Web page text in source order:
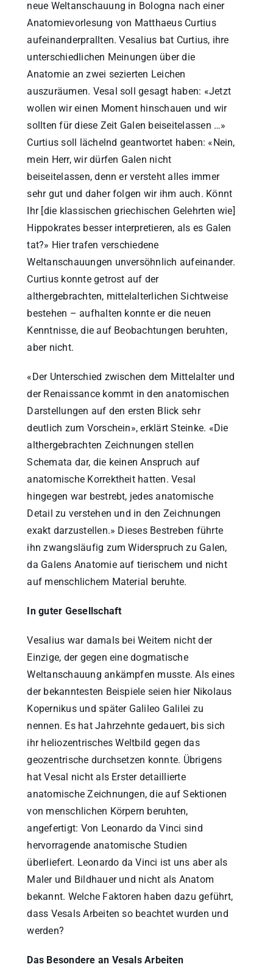
neue Weltanschauung in Bologna nach einer
Anatomievorlesung von Matthaeus Curtius
aufeinanderprallten. Vesalius bat Curtius, ihre
unterschiedlichen Meinungen über die
Anatomie an zwei sezierten Leichen
auszuräumen. Vesal soll gesagt haben: «Jetzt
wollen wir einen Moment hinschauen und wir
sollten für diese Zeit Galen beiseitelassen …»
Curtius soll lächelnd geantwortet haben: «Nein,
mein Herr, wir dürfen Galen nicht
beiseitelassen, denn er versteht alles immer
sehr gut und daher folgen wir ihm auch. Könnt
Ihr [die klassischen griechischen Gelehrten wie]
Hippokrates besser interpretieren, als es Galen
tat?» Hier trafen verschiedene
Weltanschauungen unversöhnlich aufeinander.
Curtius konnte getrost auf der
althergebrachten, mittelalterlichen Sichtweise
bestehen – aufhalten konnte er die neuen
Kenntnisse, die auf Beobachtungen beruhten,
aber nicht.
«Der Unterschied zwischen dem Mittelalter und
der Renaissance kommt in den anatomischen
Darstellungen auf den ersten Blick sehr
deutlich zum Vorschein», erklärt Steinke. «Die
althergebrachten Zeichnungen stellen
Schemata dar, die keinen Anspruch auf
anatomische Korrektheit hatten. Vesal
hingegen war bestrebt, jedes anatomische
Detail zu verstehen und in den Zeichnungen
exakt darzustellen.» Dieses Bestreben führte
ihn zwangsläufig zum Widerspruch zu Galen,
da Galens Anatomie auf tierischem und nicht
auf menschlichem Material beruhte.
In guter Gesellschaft
Vesalius war damals bei Weitem nicht der
Einzige, der gegen eine dogmatische
Weltanschauung ankämpfen musste. Als eines
der bekanntesten Beispiele seien hier Nikolaus
Kopernikus und später Galileo Galilei zu
nennen. Es hat Jahrzehnte gedauert, bis sich
ihr heliozentrisches Weltbild gegen das
geozentrische durchsetzen konnte. Übrigens
hat Vesal nicht als Erster detaillierte
anatomische Zeichnungen, die auf Sektionen
von menschlichen Körpern beruhten,
angefertigt: Von Leonardo da Vinci sind
hervorragende anatomische Studien
überliefert. Leonardo da Vinci ist uns aber als
Maler und Bildhauer und nicht als Anatom
bekannt. Welche Faktoren haben dazu geführt,
dass Vesals Arbeiten so beachtet wurden und
werden?
Das Besondere an Vesals Arbeiten